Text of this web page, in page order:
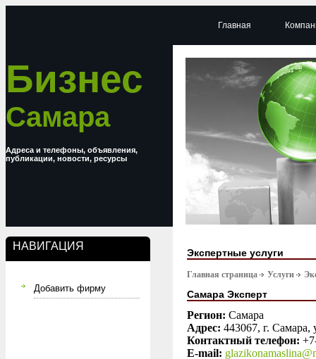
Бизнес
Самара
Адреса и телефоны, объявления,
публикации, новости, ресурсы
НАВИГАЦИЯ
Добавить фирму
Главная
Экспертные услуги
Главная страница Услуги
Самара Эксперт
Регион: Самара
Адрес: 443067, г.
Контактный телефон:
E-mail: